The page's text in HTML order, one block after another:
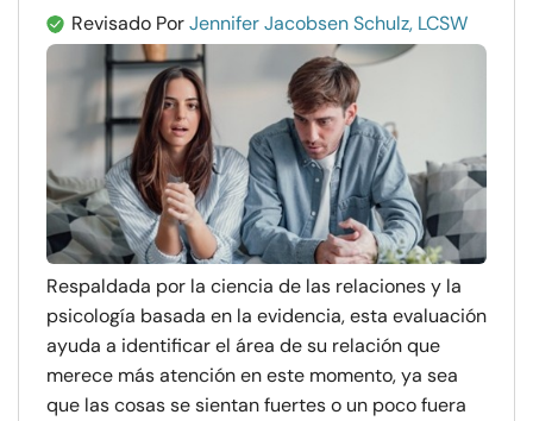
Revisado PorJennifer Jacobsen Schulz, LCSW
Respaldada por la ciencia de las relaciones y la
psicología basada en la evidencia, esta evaluación
ayuda a identificar el área de su relación que
merece más atención en este momento, ya sea
que las cosas se sientan fuertes o un poco fuera